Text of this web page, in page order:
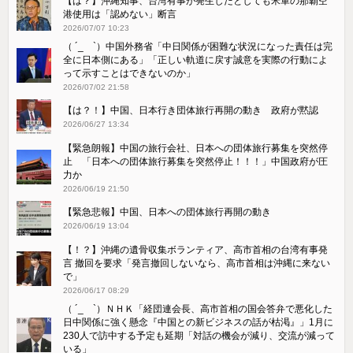
港使用は「認めない」断言
2026/07/07 10:23
（ ´_ゝ`）中国外務省「中日関係が困難な状況になった責任は完
全に日本側にある」「正しい軌道に戻す誠意を実際の行動によ
って示すことはできないのか」
2026/07/02 21:58
【は？！】中国、日本行き団体旅行再開の動き 政府が黙認
2026/06/27 13:34
【緊急朗報】中国の旅行会社、日本への団体旅行募集を突然停
止 「日本への団体旅行募集を突然停止！！！」中国政府が圧
力か
2026/06/19 21:50
【緊急悲報】中国、日本への団体旅行再開の動き
2026/06/19 13:04
【！？】沖縄の遺骨収集ボランティア、高市首相の台湾有事発
言 撤回を要求「発言撤回しないなら、高市首相は沖縄に来ない
で」
2026/06/17 08:29
（ ´_ゝ`）ＮＨＫ「経団連会長、高市首相の国会答弁で悪化した
日中関係に強く懸念『中国との新ビジネスの話が枯渇』」1月に
230人で訪中する予定も延期「対話の機会が減り、交流が減って
いる」